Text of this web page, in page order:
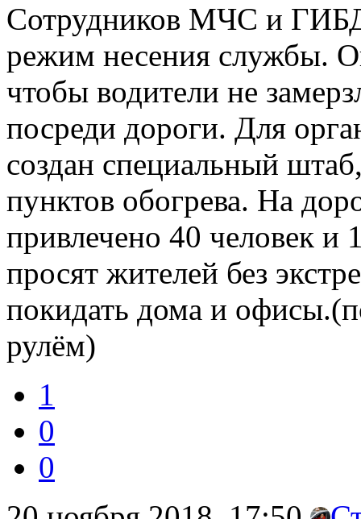
Сотрудников МЧС и
режим несения службы.
чтобы водители не
посреди дороги. Для
создан специальный
пунктов обогрева. На
привлечено 40 человек и
просят жителей без
покидать дома и
рулём)
1
0
0